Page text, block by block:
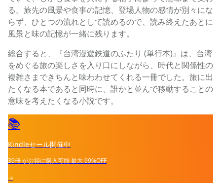
る。旅先の風景や食事の記憶、登場人物の感情が別々にな
らず、ひとつの流れとして読めるので、読み終えたあとに
風景と味の記憶が一緒に残ります。
総合すると、『台湾漫遊鉄道のふたり (単行本)』は、台湾
をめぐる旅の楽しさを入り口にしながら、時代と関係性の
複雑さまできちんと味わわせてくれる一冊でした。旅に出
たくなる本であると同時に、誰かと並んで移動することの
意味を考えたくなる小説です。
📚
Kindleセール開催中
39冊がお得に購入可能最大99%OFF
→